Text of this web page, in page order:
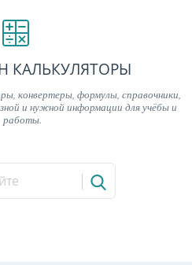
КАЛЬКУЛЯТОРЫ
конвертеры, формулы, справочники,
и нужной информации для учёбы и
работы.